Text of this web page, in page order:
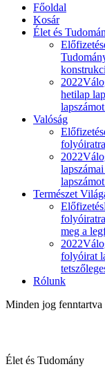
Főoldal
Kosár
Élet és
2022
hetilap
Valóság
2022
Természet
Előfizetés
meg a
2022
folyóirat
Rólunk
Minden jog
Élet és Tudomány